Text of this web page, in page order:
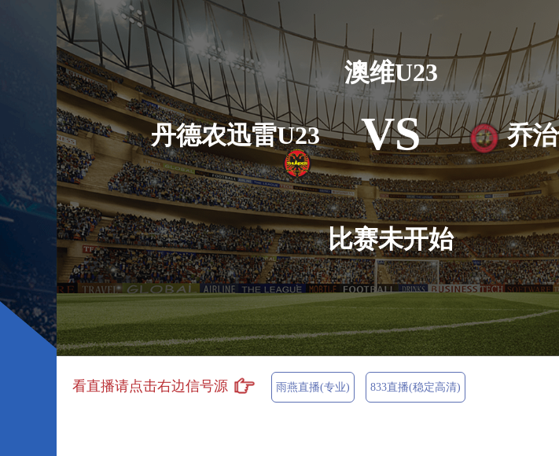
丹德农迅雷U23
澳维U23
VS
比赛未开始
乔
看直播请点击右边信号源 雨燕直播(专业) 833直播(稳定高清)